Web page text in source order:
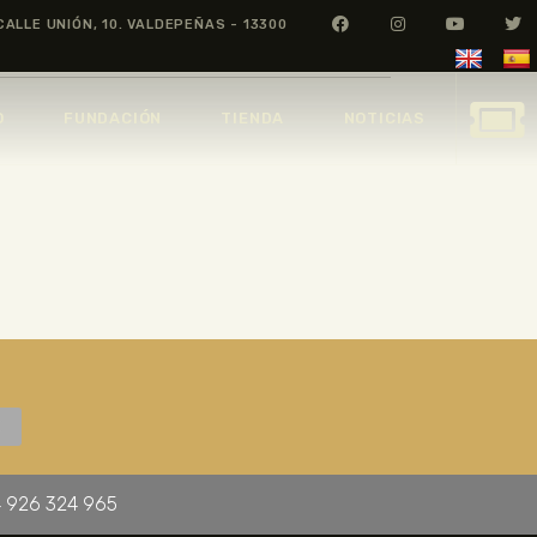
UNIÓN, 10. VALDEPEÑAS - 13300
926 324 965